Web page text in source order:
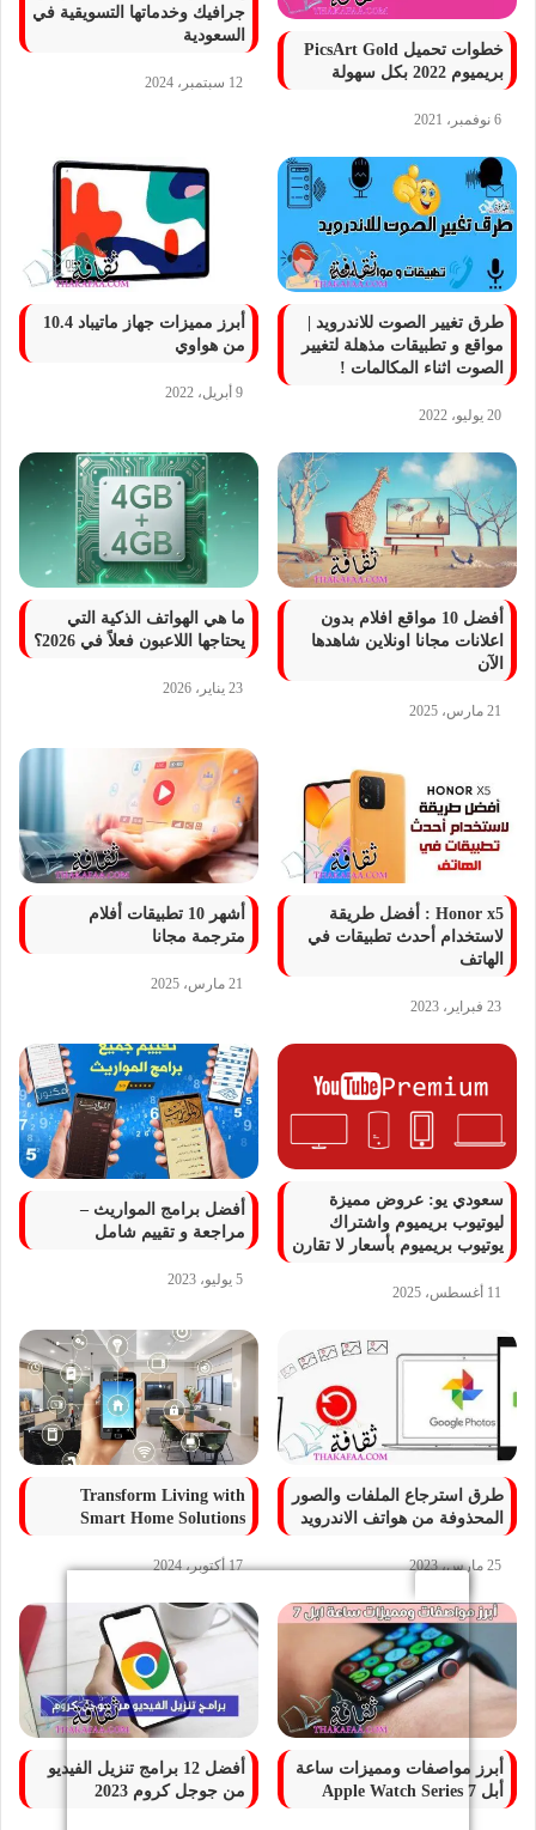
خطوات تحميل PicsArt Gold
بريميوم 2022 بكل سهولة
6 نوفمبر، 2021
جرافيك وخدماتها التسويقية في
السعودية
12 سبتمبر، 2024
طرق تغيير الصوت للاندرويد |
مواقع و تطبيقات مذهلة لتغيير
الصوت اثناء المكالمات !
20 يوليو، 2022
أبرز مميزات جهاز ماتيباد 10.4
من هواوي
9 أبريل، 2022
أفضل 10 مواقع افلام بدون
اعلانات مجانا اونلاين شاهدها
الآن
21 مارس، 2025
ما هي الهواتف الذكية التي
يحتاجها اللاعبون فعلاً في 2026؟
23 يناير، 2026
Honor x5 : أفضل طريقة
لاستخدام أحدث تطبيقات في
الهاتف
23 فبراير، 2023
أشهر 10 تطبيقات أفلام
مترجمة مجانا
21 مارس، 2025
سعودي يو: عروض مميزة
ليوتيوب بريميوم واشتراك
يوتيوب بريميوم بأسعار لا تقارن
11 أغسطس، 2025
أفضل برامج المواريث –
مراجعة و تقييم شامل
5 يوليو، 2023
طرق استرجاع الملفات والصور
المحذوفة من هواتف الاندرويد
25 مارس، 2023
Transform Living with
Smart Home Solutions
17 أكتوبر، 2024
أبرز مواصفات ومميزات ساعة
أبل 7 Apple Watch Series
أفضل 12 برامج تنزيل الفيديو
من جوجل كروم 2023